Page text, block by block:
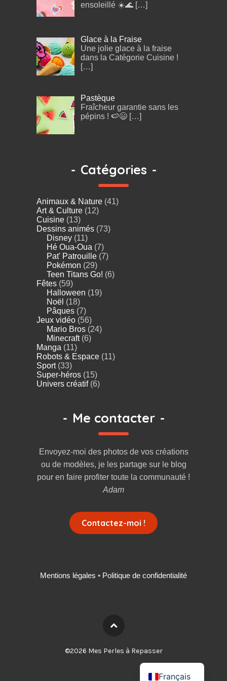
ensoleillé ☀️🌊 […]
Glace à la Fraise
Une jolie glace à la fraise
dans la Catégorie Cuisine !
[…]
Pastèque
Fraîcheur garantie sans les
pépins ! 🍉😄 […]
- Catégories -
Animaux & Nature (41)
Art & Culture (12)
Cuisine (13)
Dessins animés (73)
Disney (11)
Hé Oua-Oua (7)
Pat' Patrouille (7)
Pokémon (29)
Teen Titans Go! (6)
Fêtes (59)
Halloween (19)
Noël (18)
Pâques (7)
Jeux vidéo (56)
Mario Bros (24)
Minecraft(6)
Manga (11)
Robots & Espace (11)
Sport(33)
Super-héros (15)
Univers créatif(6)
- Me contacter -
Envoyez-moi des photos de vos créations
ou de modèles, je les partage sur le blog
pour en faire profiter toute la communauté !
Adam
Contactez-moi !
Mentions légales • Politique de confidentialité
©2026 Mes Perles à Repasser
Français